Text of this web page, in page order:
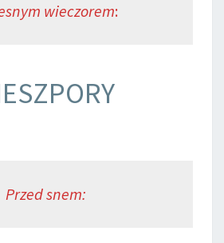
wieczorem:
Przed snem: